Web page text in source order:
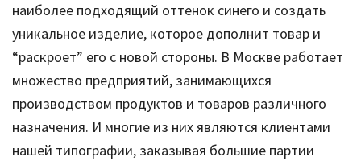
наиболее подходящий оттенок синего и создать
уникальное изделие, которое дополнит товар и
“раскроет” его с новой стороны. В Москве работает
множество предприятий, занимающихся
производством продуктов и товаров различного
назначения. И многие из них являются клиентами
нашей типографии, заказывая большие партии